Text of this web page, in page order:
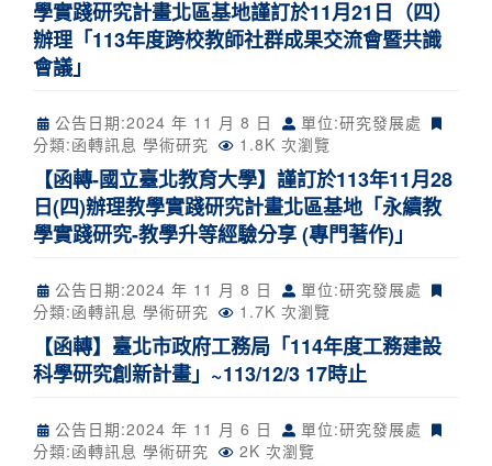
學實踐研究計畫北區基地謹訂於11月21日（四）
辦理「113年度跨校教師社群成果交流會暨共識
會議」
公告日期:2024 年 11 月 8 日
單位:研究發展處
分類:函轉訊息 學術研究 1.8K 次瀏覽
【函轉-國立臺北教育大學】謹訂於113年11月28
日(四)辦理教學實踐研究計畫北區基地「永續教
學實踐研究-教學升等經驗分享 (專門著作)」
公告日期:2024 年 11 月 8 日
單位:研究發展處
分類:函轉訊息 學術研究 1.7K 次瀏覽
【函轉】臺北市政府工務局「114年度工務建設
科學研究創新計畫」~113/12/3 17時止
公告日期:2024 年 11 月 6 日
單位:研究發展處
分類:函轉訊息 學術研究 2K 次瀏覽